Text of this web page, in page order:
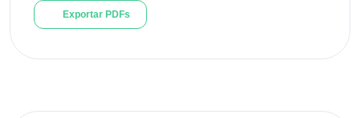
Exportar PDFs